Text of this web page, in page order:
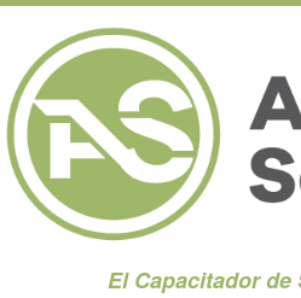
El Capacitador de